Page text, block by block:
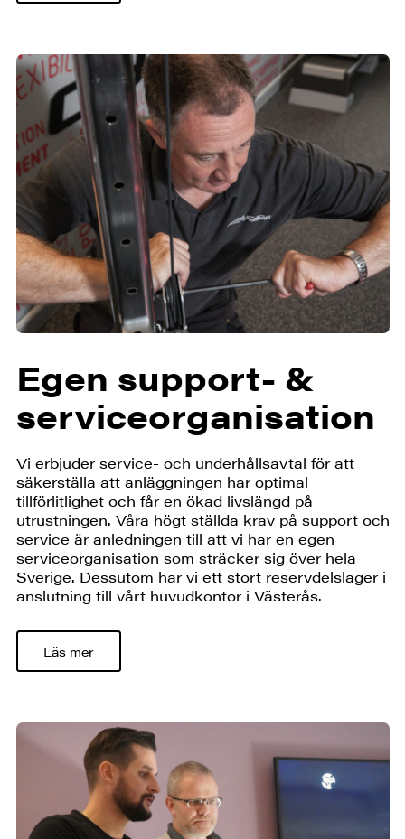
Egen support- &
serviceorganisation
Vi erbjuder service- och underhållsavtal för att
säkerställa att anläggningen har optimal
tillförlitlighet och får en ökad livslängd på
utrustningen. Våra högt ställda krav på support och
service är anledningen till att vi har en egen
serviceorganisation som sträcker sig över hela
Sverige. Dessutom har vi ett stort reservdelslager i
anslutning till vårt huvudkontor i Västerås.
Läs mer